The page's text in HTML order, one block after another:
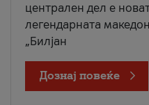
централен дел е
легендарната
„Билјан
Дознај повеќе